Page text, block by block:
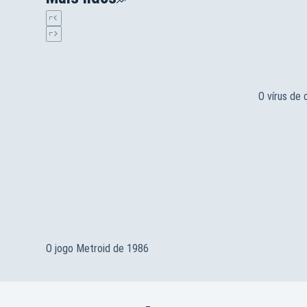
O vírus de
O jogo Metroid de 1986